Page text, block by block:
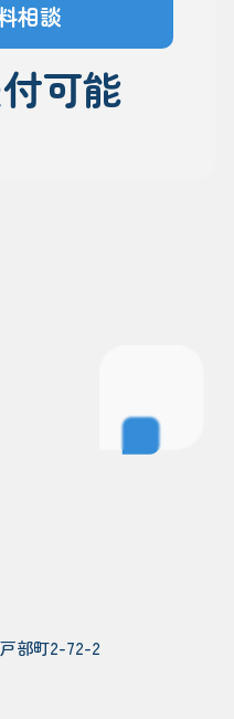
相談
可能
部町2-72-2